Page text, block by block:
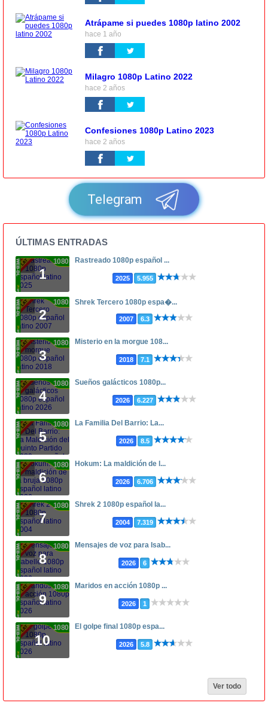
Atrápame si puedes 1080p latino 2002
hace 1 año
Milagro 1080p Latino 2022
hace 2 años
Confesiones 1080p Latino 2023
hace 2 años
Telegram
ÚLTIMAS ENTRADAS
1
1080p Rastreado 1080p español ...
2025 5.955
2
1080p Shrek Tercero 1080p espa�...
2007 6.3
3
1080p Misterio en la morgue 108...
2018 7.1
4
1080p Sueños galácticos 1080p...
2026 6.227
5
1080p La Familia Del Barrio: La...
2026 8.5
6
1080p Hokum: La maldición de l...
2026 6.706
7
1080p Shrek 2 1080p español la...
2004 7.319
8
1080p Mensajes de voz para Isab...
2026 6
9
1080p Maridos en acción 1080p ...
2026 1
10
1080p El golpe final 1080p espa...
2026 5.8
Ver todo